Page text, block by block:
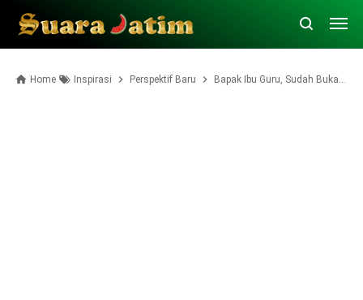
Home Inspirasi Perspektif Baru Bapak Ibu Guru, Sudah Bukan Zamannya Lagi Membully Siswa Bermasalah di Sekolah